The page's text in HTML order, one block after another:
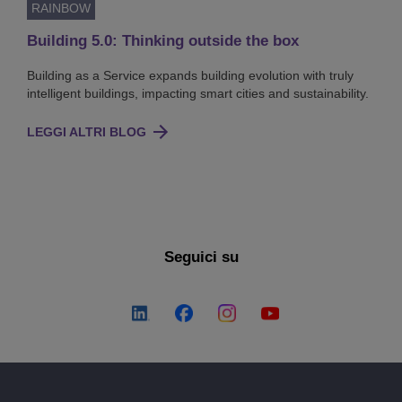
RAINBOW
Building 5.0: Thinking outside the box
Building as a Service expands building evolution with truly
intelligent buildings, impacting smart cities and sustainability.
LEGGI ALTRI BLOG
Seguici su